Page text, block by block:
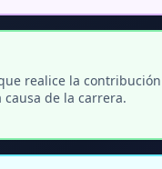
realice la contribución
de la carrera.